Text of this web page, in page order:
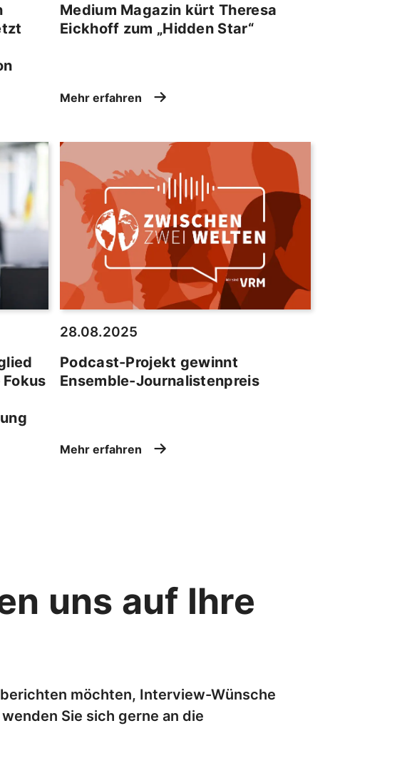
Medium Magazin kürt Theresa
Eickhoff zum „Hidden Star“
Mehr erfahren
28.08.2025
Podcast-Projekt gewinnt
Ensemble-Journalistenpreis
Mehr erfahren
uns auf Ihre
möchten, Interview-Wünsche
Sie sich gerne an die